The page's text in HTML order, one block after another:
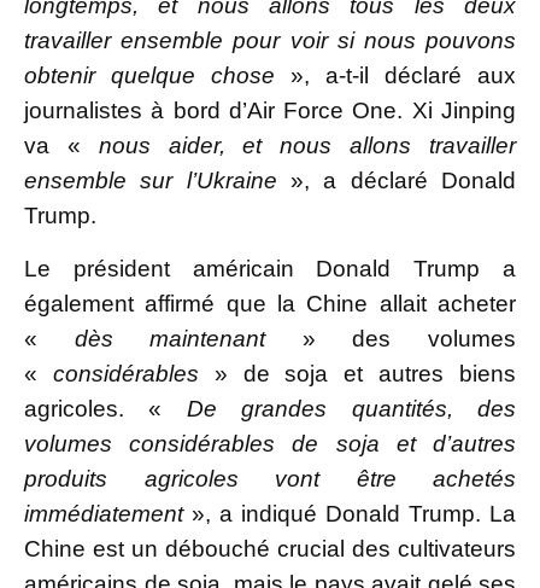
longtemps, et nous allons tous les deux
travailler ensemble pour voir si nous pouvons
obtenir quelque chose », a-t-il déclaré aux
journalistes à bord d’Air Force One. Xi Jinping
va « nous aider, et nous allons travailler
ensemble sur l’Ukraine », a déclaré Donald
Trump.
Le président américain Donald Trump a
également affirmé que la Chine allait acheter
« dès maintenant » des volumes
« considérables » de soja et autres biens
agricoles. « De grandes quantités, des
volumes considérables de soja et d’autres
produits agricoles vont être achetés
immédiatement», a indiqué Donald Trump. La
Chine est un débouché crucial des cultivateurs